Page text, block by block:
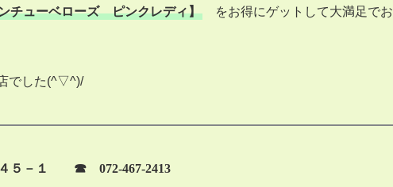
チューベローズ ピンクレディ】
をお得にゲットして大満足でお
でした(^▽^)/
４５－１ ☎ 072-467-2413